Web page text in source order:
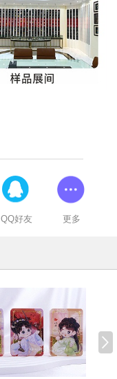
QQ好友 更多